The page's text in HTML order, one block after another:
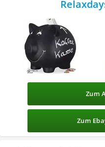
Zum
Zum